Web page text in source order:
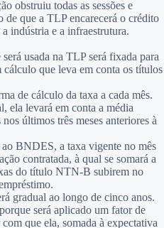
obstruiu todas as sessões e
que a TLP encarecerá o crédito
indústria e a infraestrutura.
usada na TLP será fixada para
que leva em conta os títulos
de cálculo da taxa a cada mês.
ela levará em conta a média
últimos três meses anteriores à
BNDES, a taxa vigente no mês
contratada, à qual se somará a
do título NTN-B subirem no
gradual ao longo de cinco anos.
será aplicado um fator de
que ela, somada à expectativa